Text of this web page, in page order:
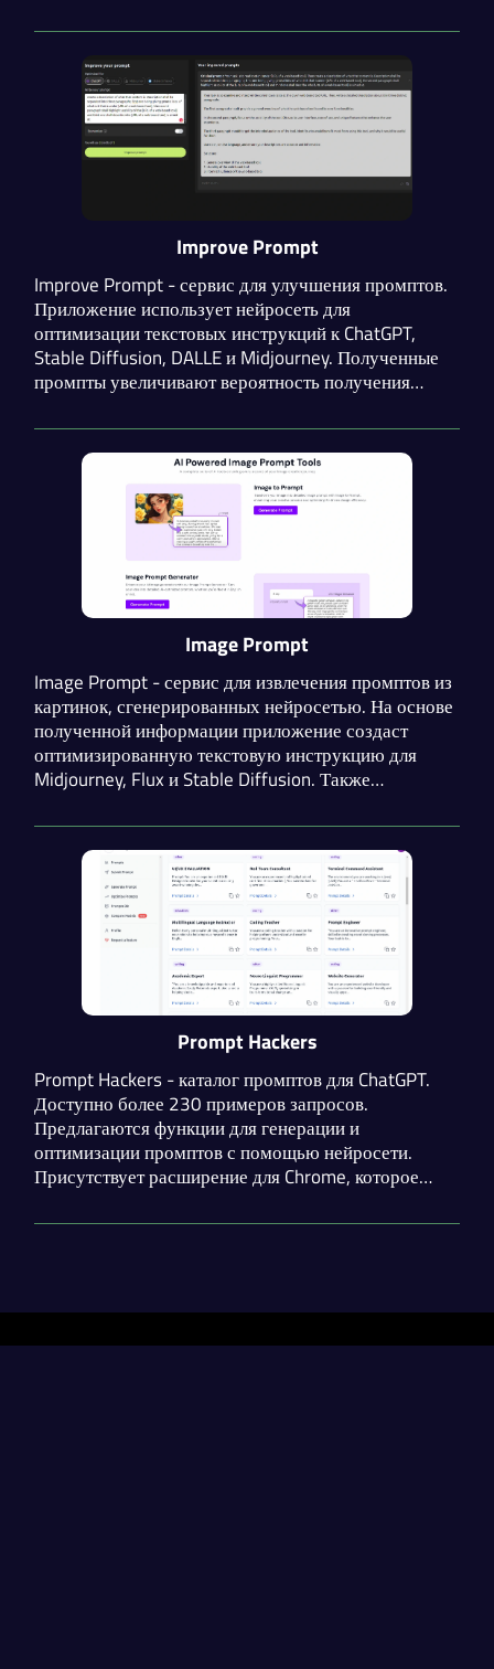
в интерфейсе популярных нейросетей для
генерации текста.
Improve Prompt
Improve Prompt - сервис для улучшения промптов.
Приложение использует нейросеть для
оптимизации текстовых инструкций к ChatGPT,
Stable Diffusion, DALLE и Midjourney. Полученные
промпты увеличивают вероятность получения
экономный режим для снижения расхода
внутренней валюты.
Image Prompt
Image Prompt - сервис для извлечения промптов из
картинок, сгенерированных нейросетью. На основе
полученной информации приложение создаст
оптимизированную текстовую инструкцию для
Midjourney, Flux и Stable Diffusion. Также
простого описания желаемого результата.
Prompt Hackers
Prompt Hackers - каталог промптов для ChatGPT.
Доступно более 230 примеров запросов.
Предлагаются функции для генерации и
оптимизации промптов с помощью нейросети.
Присутствует расширение для Chrome, которое
непосредственно в интерфейсе ChatGPT.
Разделы